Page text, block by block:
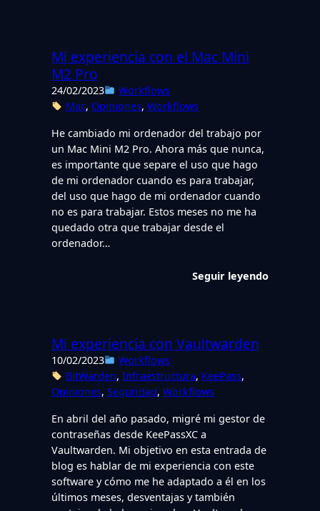
Mi experiencia con el Mac Mini
M2 Pro
24/02/2023
Workflows
Mac, Opiniones, Workflows
He cambiado mi ordenador del trabajo por
un Mac Mini M2 Pro. Ahora más que nunca,
es importante que separe el uso que hago
de mi ordenador cuando es para trabajar,
del uso que hago de mi ordenador cuando
no es para trabajar. Estos meses no me ha
quedado otra que trabajar desde el
ordenador…
Seguir leyendo
Mi experiencia con Vaultwarden
10/02/2023
Workflows
BitWarden, Infraestructura, KeePass
Opiniones, Seguridad, Workflows
En abril del año pasado, migré mi gestor de
contraseñas desde KeePassXC a
Vaultwarden. Mi objetivo en esta entrada de
blog es hablar de mi experiencia con este
software y cómo me he adaptado a él en los
últimos meses, desventajas y también